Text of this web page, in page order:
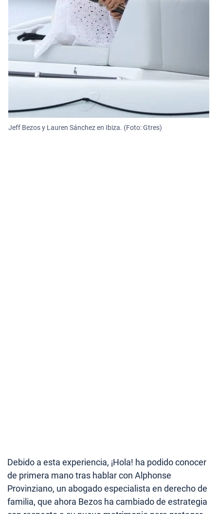
Jeff Bezos y Lauren Sánchez en Ibiza. (Foto: Gtres)
Debido a esta experiencia, ¡Hola! ha podido conocer
de primera mano tras hablar con Alphonse
Provinziano, un abogado especialista en derecho de
familia, que ahora Bezos ha cambiado de estrategia